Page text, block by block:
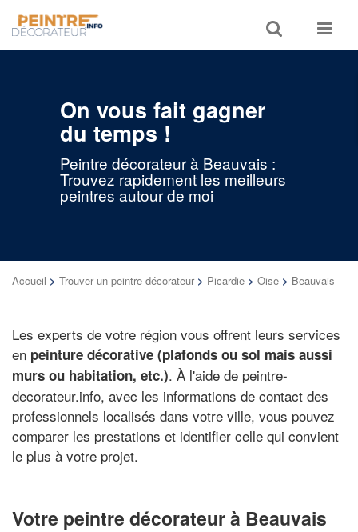
Toggle
search
Toggle
On vous fait gagner
du temps !
Peintre décorateur à Beauvais :
Trouvez rapidement les meilleurs
peintres autour de moi
Accueil > Trouver un peintre décorateur > Picardie > Oise > Beauvais
Les experts de votre région vous offrent leurs services
en peinture décorative (plafonds ou sol mais aussi
murs ou habitation, etc.). À l'aide de peintre-
decorateur.info, avec les informations de contact des
professionnels localisés dans votre ville, vous pouvez
comparer les prestations et identifier celle qui convient
le plus à votre projet.
Votre peintre décorateur à Beauvais